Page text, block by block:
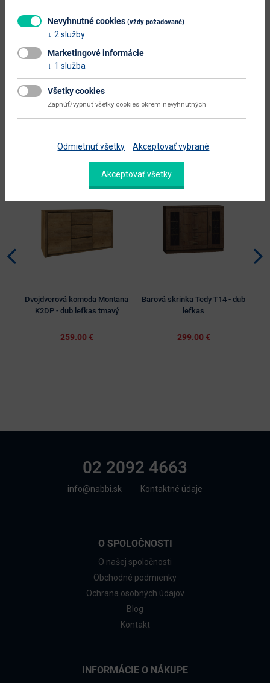
hlavný materiál aglomerovaný materiál
Dokumenty na stiahnutie:
Alternatívne produkty
odporúča
Dvojdverová komoda Montana
K2DP - dub lefkas tmavý
259.00 €
Barová skrinka Tedy T14 - dub
lefkas
299.00 €
02 2092 4663
info@nabbi.sk Kontaktné údaje
O SPOLOČNOSTI
O našej spoločnosti
Obchodné podmienky
Ochrana osobných údajov
Blog
Kontakt
INFORMÁCIE O NÁKUPE
Nevyhnutné cookies (vždy požadované)
2 služby
Marketingové informácie
1 služba
Všetky cookies
Zapnúť/vypnúť všetky cookies okrem nevyhnutných
Odmietnuť všetky Akceptovať vybrané
Akceptovať všetky